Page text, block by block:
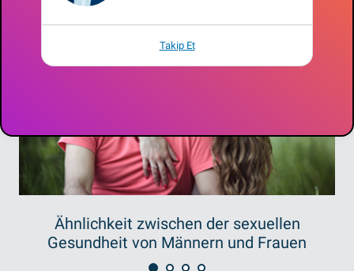
Ähnlichkeit zwischen der sexuellen
Gesundheit von Männern und Frauen
Takip Et